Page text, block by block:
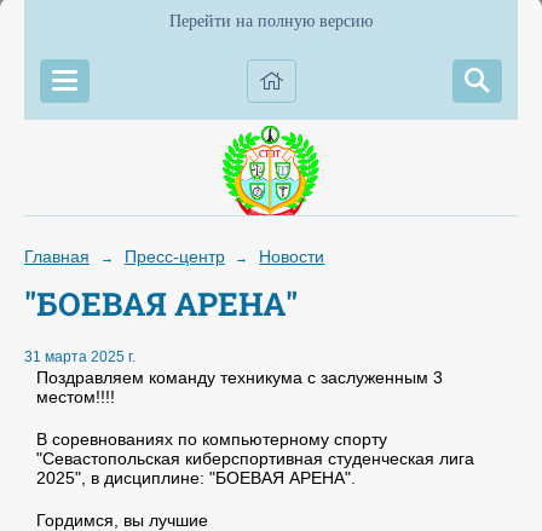
Перейти на полную версию
Главная → Пресс-центр → Новости
"БОЕВАЯ АРЕНА"
31 марта 2025 г.
Поздравляем команду техникума с заслуженным 3
местом!!!!
В соревнованиях по компьютерному спорту
"Севастопольская киберспортивная студенческая лига
2025", в дисциплине: "БОЕВАЯ АРЕНА".
Гордимся, вы лучшие